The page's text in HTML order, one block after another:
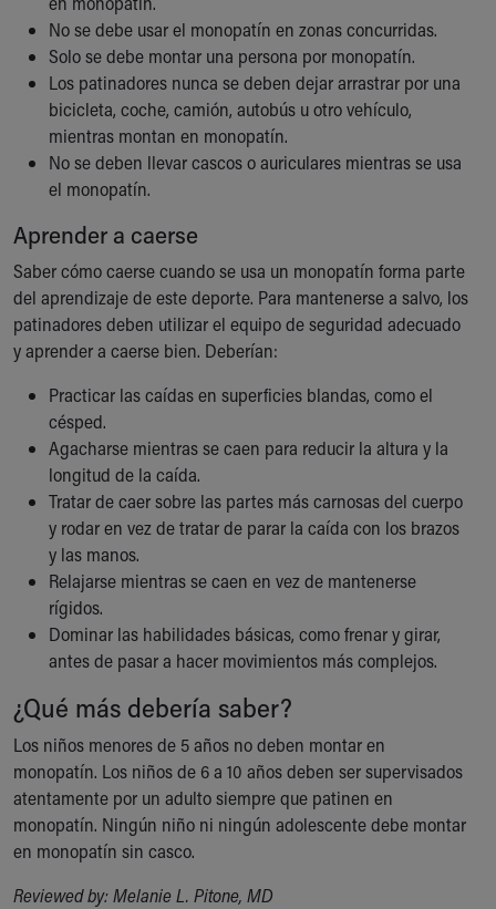
Medical Records
Symptom Checker
Skip to main content
No se debe usar el monopatín en zonas concurridas.
Solo se debe montar una persona por monopatín.
Los patinadores nunca se deben dejar arrastrar por una
bicicleta, coche, camión, autobús u otro vehículo,
mientras montan en monopatín.
No se deben llevar cascos o auriculares mientras se usa
el monopatín.
Aprender a caerse
Saber cómo caerse cuando se usa un monopatín forma parte
del aprendizaje de este deporte. Para mantenerse a salvo, los
patinadores deben utilizar el equipo de seguridad adecuado
y aprender a caerse bien. Deberían:
Practicar las caídas en superficies blandas, como el
césped.
Agacharse mientras se caen para reducir la altura y la
longitud de la caída.
Tratar de caer sobre las partes más carnosas del cuerpo
y rodar en vez de tratar de parar la caída con los brazos
y las manos.
Relajarse mientras se caen en vez de mantenerse
rígidos.
Dominar las habilidades básicas, como frenar y girar,
antes de pasar a hacer movimientos más complejos.
¿Qué más debería saber?
Los niños menores de 5 años no deben montar en
monopatín. Los niños de 6 a 10 años deben ser supervisados
atentamente por un adulto siempre que patinen en
monopatín. Ningún niño ni ningún adolescente debe montar
en monopatín sin casco.
Reviewed by: Melanie L. Pitone, MD